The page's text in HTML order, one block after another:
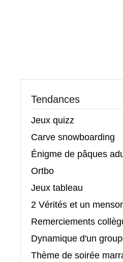
Tendances
Jeux quizz
Carve snowboarding
Énigme de pâques
Ortbo
Jeux tableau
2 Vérités et un
Remerciements
Dynamique d'un
Thème de soirée